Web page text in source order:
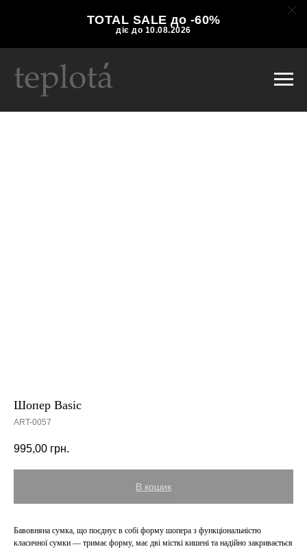
TOTAL SALE до -60%
діє до 10.08.2026
Шопер Basic
ART-0057
995,00 грн.
В кошик
Бавовняна сумка, що поєднує в собі форму шопера з функціональністю
класичної сумки — тримає форму, має дві місткі кишені та надійно закривається